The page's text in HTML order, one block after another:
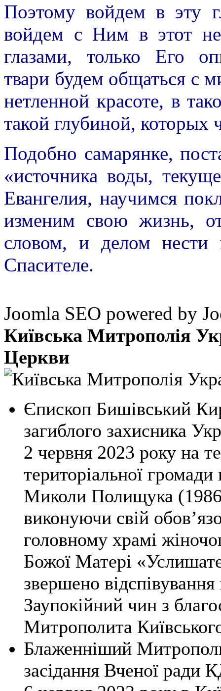
Поэтому войдем в эту
войдем с Ним в этот
глазами, только Его
твари будем общаться с
нетленной красоте, в
такой глубиной, которых
Подобно самарянке,
«источника воды,
Евангелия, научимся
изменим свою жизнь,
словом, и делом
Спасителе.
Joomla SEO powered by
Київська Митрополія
Церкви
Єпископ Бишівський
загиблого захисника
2 червня 2023 року на
територіальної
Миколи Полищука (1986
виконуючи свій
головному храмі
Божої Матері
звершено
Заупокійний чин з
Митрополита
Блаженніший
засідання Вченої ради